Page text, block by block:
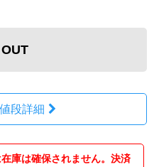
段詳細
庫は確保されません。決済